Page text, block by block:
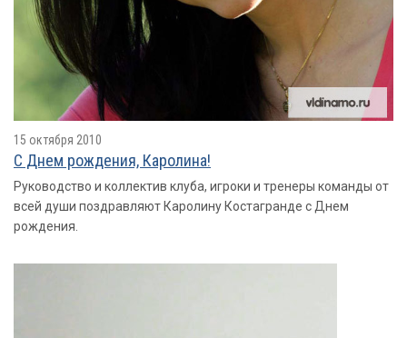
15 октября 2010
С Днем рождения, Каролина!
Руководство и коллектив клуба, игроки и тренеры команды от
всей души поздравляют Каролину Костагранде с Днем
рождения.